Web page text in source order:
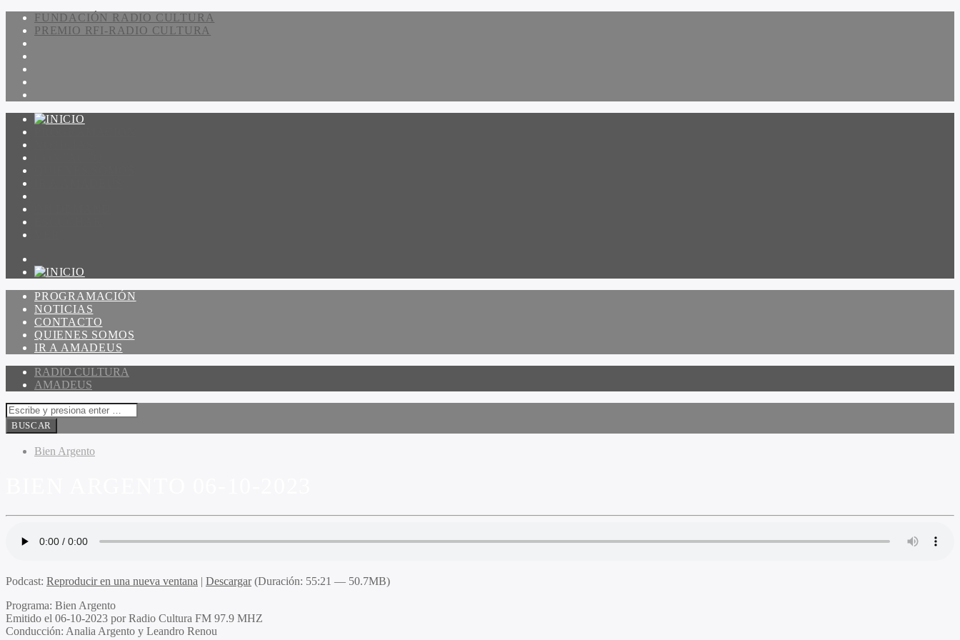
FUNDACIÓN RADIO CULTURA
PREMIO RFI-RADIO CULTURA
PROGRAMACIÓN
NOTICIAS
CONTACTO
QUIENES SOMOS
IR A AMADEUS
RADIO CULTURA
AMADEUS
Bien Argento
Podcast: Reproducir en una nueva ventana | Descargar(Duración: 55:21 — 50.7MB)
Programa: Bien Argento
Emitido el 06-10-2023 por Radio Cultura FM 97.9 MHZ
Conducción: Analia Argento y Leandro Renou